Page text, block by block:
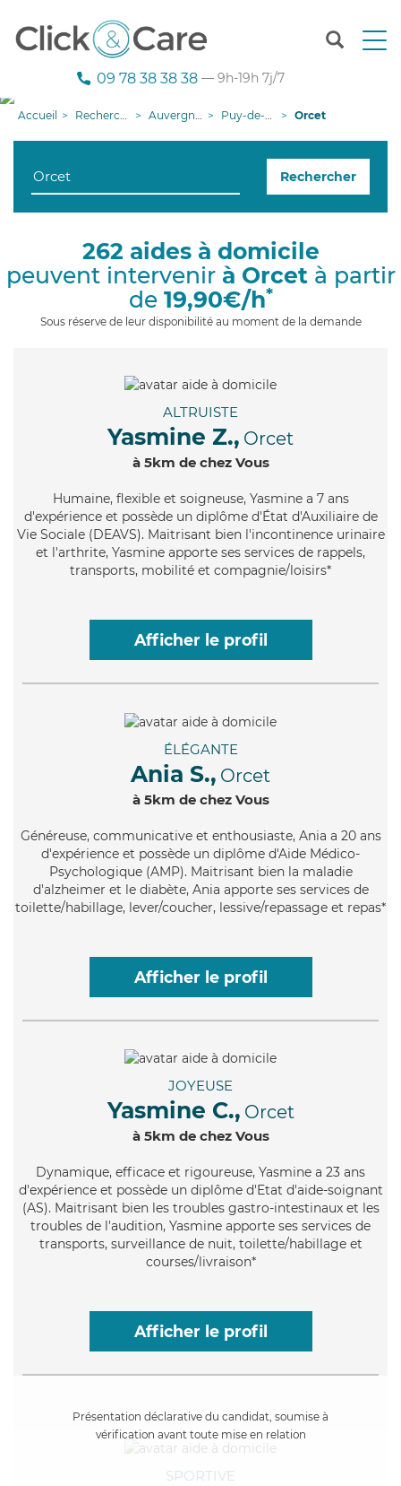
T
n
g
i
09 78 38 38 38 — 9h-19h 7j/7
Accueil Recherche aide à domicile Auvergne-Rhône-Alpes Puy-de-Dôme Orcet
Rechercher
262 aides à domicile
peuvent intervenir à Orcetà partir
de 19,90€/h*
Sous réserve de leur disponibilité au moment de la demande
ALTRUISTE
Yasmine Z., Orcet
à 5km de chez Vous
Humaine, flexible et soigneuse, Yasmine a 7 ans
d'expérience et possède un diplôme d'État d'Auxiliaire de
Vie Sociale (DEAVS). Maitrisant bien l'incontinence urinaire
et l'arthrite, Yasmine apporte ses services de rappels,
transports, mobilité et compagnie/loisirs*
Afficher le profil
ÉLÉGANTE
Ania S., Orcet
à 5km de chez Vous
Généreuse, communicative et enthousiaste, Ania a 20 ans
d'expérience et possède un diplôme d'Aide Médico-
Psychologique (AMP). Maitrisant bien la maladie
d'alzheimer et le diabète, Ania apporte ses services de
toilette/habillage, lever/coucher, lessive/repassage et repas*
Afficher le profil
JOYEUSE
Yasmine C., Orcet
à 5km de chez Vous
Dynamique, efficace et rigoureuse, Yasmine a 23 ans
d'expérience et possède un diplôme d'Etat d'aide-soignant
(AS). Maitrisant bien les troubles gastro-intestinaux et les
troubles de l'audition, Yasmine apporte ses services de
transports, surveillance de nuit, toilette/habillage et
courses/livraison*
Afficher le profil
Présentation déclarative du candidat, soumise à
vérification avant toute mise en relation
SPORTIVE